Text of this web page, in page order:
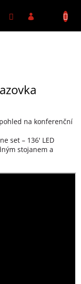
na konferenční
set – 136' LED
stojanem a